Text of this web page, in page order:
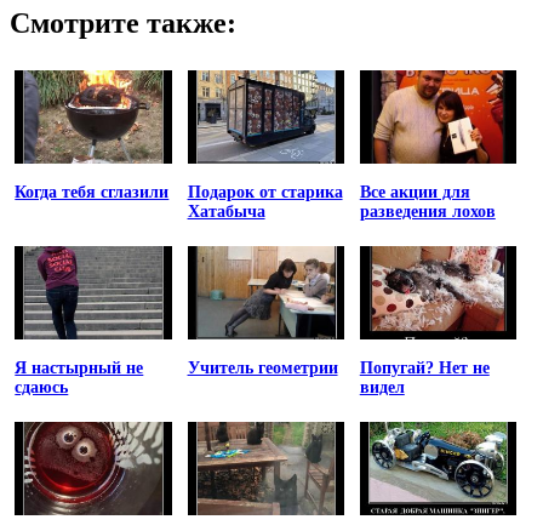
Смотрите также:
Когда тебя сглазили
Подарок от старика
Хатабыча
Все акции для
разведения лохов
Я настырный не
сдаюсь
Учитель геометрии
Попугай? Нет не
видел